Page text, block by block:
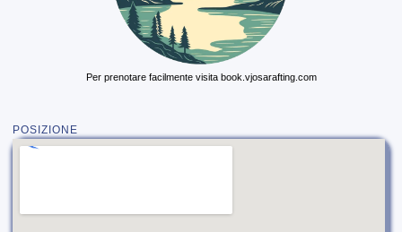
Per prenotare facilmente visita book.vjosarafting.com
POSIZIONE